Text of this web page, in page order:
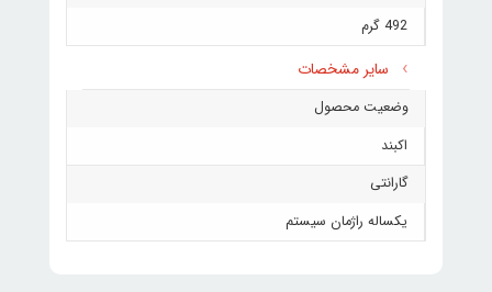
492 گرم
سایر مشخصات
وضعیت محصول
اکبند
گارانتی
یکساله راژمان سیستم